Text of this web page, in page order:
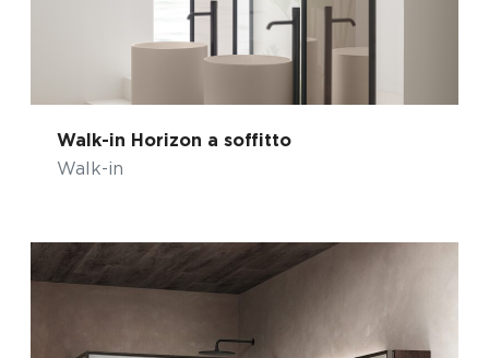
Walk-in Horizon a soffitto
Walk-in